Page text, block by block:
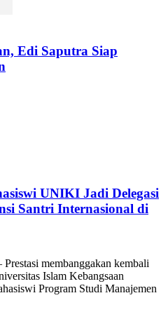
Edi Saputra Siap
UNIKI Jadi Delegasi
Santri Internasional di
membanggakan kembali
Islam Kebangsaan
Program Studi Manajemen